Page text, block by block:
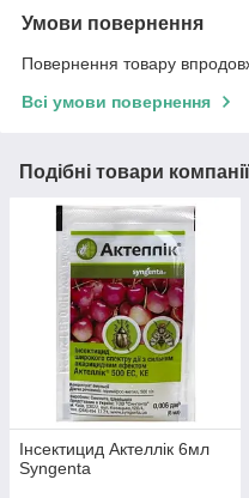
Умови повернення
Повернення товару
Всі умови повернення
Подібні товари компанії
Інсектицид Актеллік 6мл
Syngenta